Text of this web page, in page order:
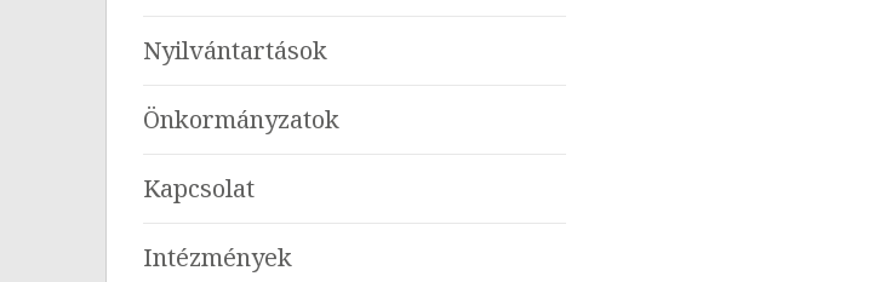
Nyilvántartások
Önkormányzatok
Kapcsolat
Intézmények